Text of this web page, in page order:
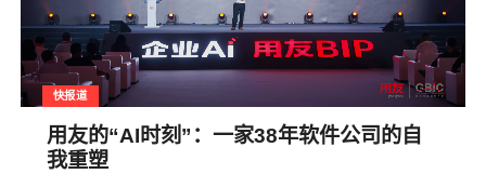
快报道
用友的“AI时刻”：一家38年软件公司的自
我重塑